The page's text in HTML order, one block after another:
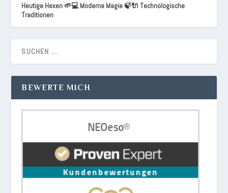
Heutige Hexen 🌱💻 Moderne Magie 🍃🔌 Technologische
Traditionen
BEWERTE MICH